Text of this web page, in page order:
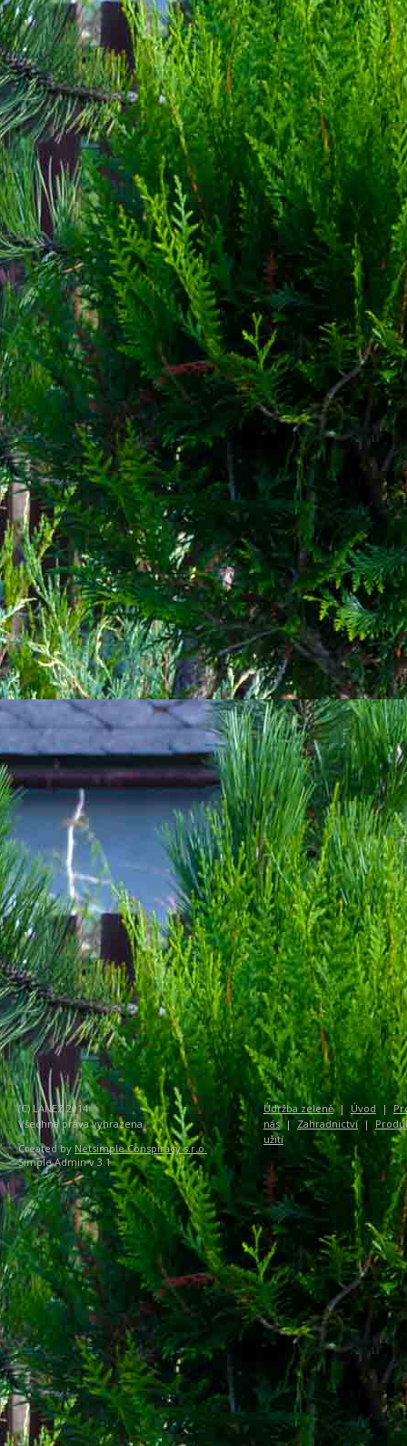
(C) LANEZ 2014
Všechna práva vyhrazena
Created by Netsimple Conspiracy s.r.o.
Simple Admin v 3.1
Údržba zeleně|Úvod |
nás| Zahradnictví|
užití